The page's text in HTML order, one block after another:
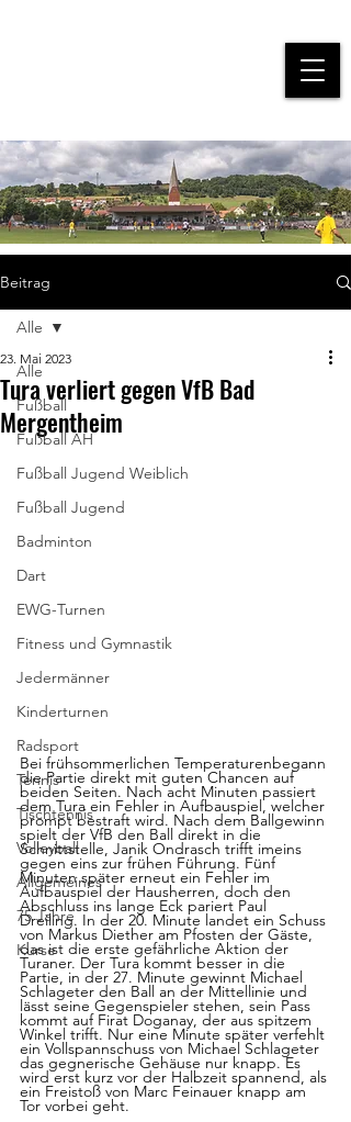
Beitrag
Alle
Fußball
Fußball AH
Fußball Jugend Weiblich
Fußball Jugend
Badminton
Dart
EWG-Turnen
Fitness und Gymnastik
Jedermänner
Kinderturnen
Radsport
Tennis
Tischtennis
Volleyball
Allgemeines
75 Jahre
Kurse
Alle
Tura verliert gegen VfB Bad
Mergentheim
23. Mai 2023
Bei frühsommerlichen Temperaturenbegann
die Partie direkt mit guten Chancen auf
beiden Seiten. Nach acht Minuten passiert
dem Tura ein Fehler in Aufbauspiel, welcher
prompt bestraft wird. Nach dem Ballgewinn
spielt der VfB den Ball direkt in die
Schnittstelle, Janik Ondrasch trifft imeins
gegen eins zur frühen Führung. Fünf
Minuten später erneut ein Fehler im
Aufbauspiel der Hausherren, doch den
Abschluss ins lange Eck pariert Paul
Dreiling. In der 20. Minute landet ein Schuss
von Markus Diether am Pfosten der Gäste,
das ist die erste gefährliche Aktion der
Turaner. Der Tura kommt besser in die
Partie, in der 27. Minute gewinnt Michael
Schlageter den Ball an der Mittellinie und
lässt seine Gegenspieler stehen, sein Pass
kommt auf Firat Doganay, der aus spitzem
Winkel trifft. Nur eine Minute später verfehlt
ein Vollspannschuss von Michael Schlageter
das gegnerische Gehäuse nur knapp. Es
wird erst kurz vor der Halbzeit spannend, als
ein Freistoß von Marc Feinauer knapp am
Tor vorbei geht.